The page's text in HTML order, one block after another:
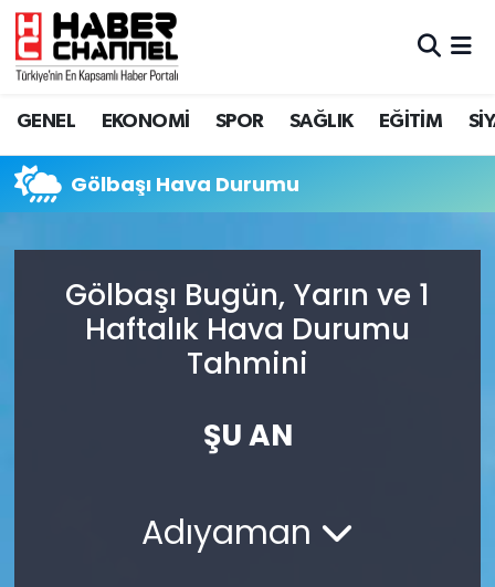
GENEL EKONOMİ SPOR SAĞLIK EĞİTİM
Gölbaşı Hava Durumu
Gölbaşı Bugün, Yarın ve 1
Haftalık Hava Durumu
Tahmini
ŞU AN
Adıyaman
GENEL
SPOR
SAĞLIK
EĞİTİM
Nöbetçi Eczaneler
Trafik Durumu
Süper Lig Puan Durumu ve Fikstür
Tüm Manşetler
Son Dakika Haberleri